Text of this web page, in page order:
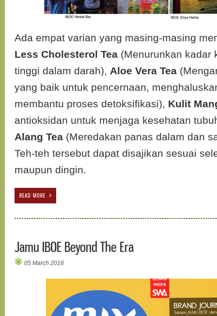
Ada empat varian yang masing-masing
Less Cholesterol Tea (Menurunkan kadar
tinggi dalam darah), Aloe Vera Tea
yang baik untuk pencernaan,
membantu proses detoksifikasi), Kulit
antioksidan untuk menjaga kesehatan
Alang Tea (Meredakan panas dalam dan
Teh-teh tersebut dapat disajikan sesuai
maupun dingin.
READ MORE
Jamu IBOE Beyond The Era
05 March 2016